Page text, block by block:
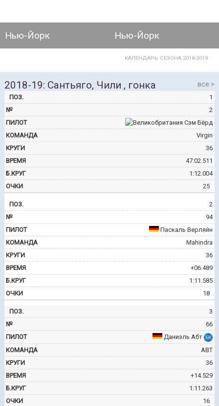
Нью-Йорк Нью-Йорк
КАЛЕНДАРЬ СЕЗОНА 2018-2019
все
2018-19: Сантьяго, Чили , гонка
1
2
Сэм Бёрд
Virgin
36
47:02.511
1:12.004
25
2
94
Паскаль Верляйн
Mahindra
36
+06.489
1:11.585
18
3
66
Даниэль Абт
БК
ABT
36
+14.529
1:11.263
16